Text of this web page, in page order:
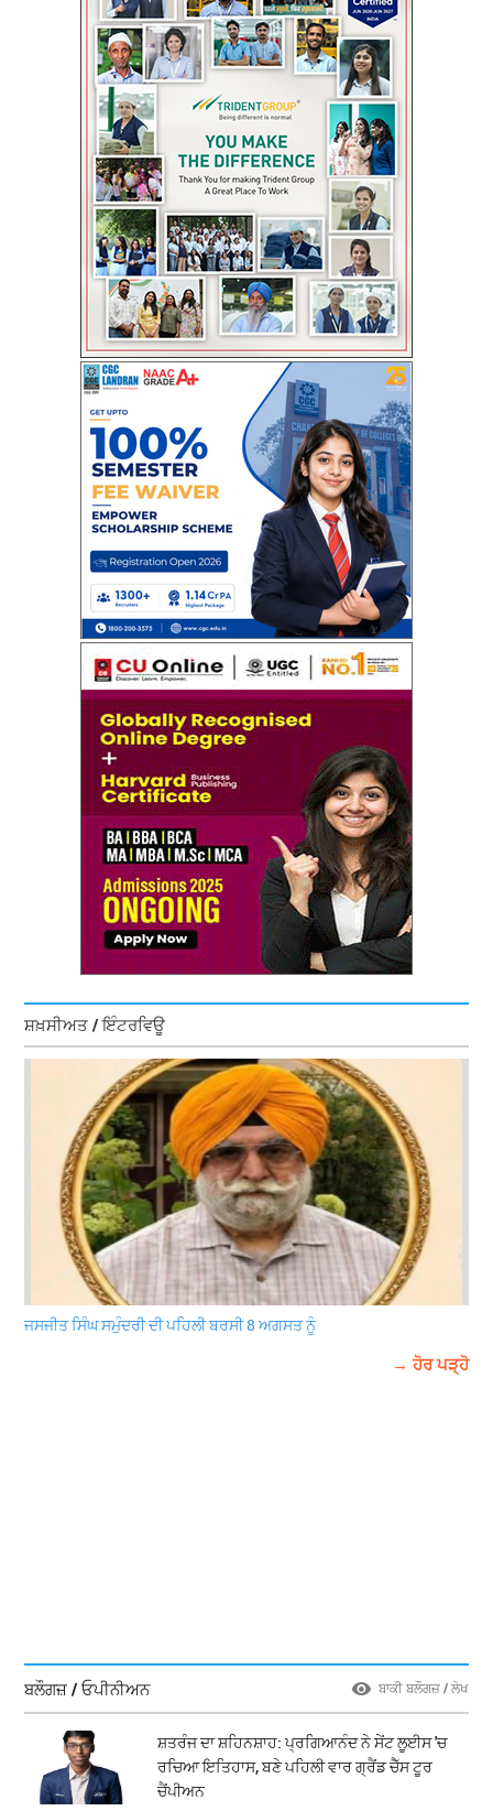
ਸ਼ਖ਼ਸੀਅਤ / ਇੰਟਰਵਿਊ
ਜਸਜੀਤ ਸਿੰਘ ਸਮੁੰਦਰੀ ਦੀ ਪਹਿਲੀ ਬਰਸੀ 8 ਅਗਸਤ ਨੂੰ
→ ਹੋਰ ਪੜ੍ਹੋ
ਬਲੌਗਜ਼ / ਓਪੀਨੀਅਨ ਬਾਕੀ ਬਲੌਗਜ਼ / ਲੇਖ
ਸ਼ਤਰੰਜ ਦਾ ਸ਼ਹਿਨਸ਼ਾਹ: ਪ੍ਰਗਿਆਨੰਦ ਨੇ ਸੇਂਟ ਲੂਈਸ 'ਚ
ਰਚਿਆ ਇਤਿਹਾਸ, ਬਣੇ ਪਹਿਲੀ ਵਾਰ ਗ੍ਰੈਂਡ ਚੈੱਸ ਟੂਰ
ਚੈਂਪੀਅਨ